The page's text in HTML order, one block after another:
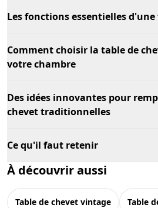
Les fonctions essentielles
Comment choisir la table de
votre chambre
Des idées innovantes pour
chevet traditionnelles
Ce qu'il faut retenir
À découvrir aussi
table de chevet vintage table